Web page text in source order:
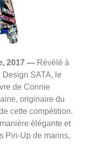
2017 — Révélé à
Design SATA, le
de Connie
originaire du
cette compétition.
élégante et
Pin-Up de marins,